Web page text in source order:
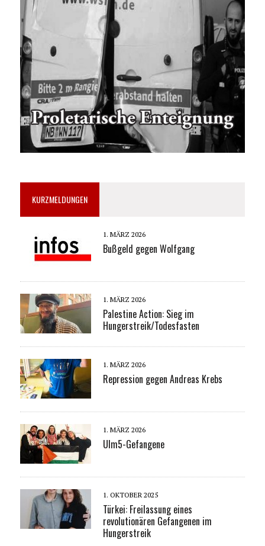
KURZMELDUNGEN
1. MÄRZ 2026
Bußgeld gegen Wolfgang
1. MÄRZ 2026
Palestine Action: Sieg im
Hungerstreik/Todesfasten
1. MÄRZ 2026
Repression gegen Andreas Krebs
1. MÄRZ 2026
Ulm5-Gefangene
1. OKTOBER 2025
Türkei: Freilassung eines
revolutionären Gefangenen im
Hungerstreik